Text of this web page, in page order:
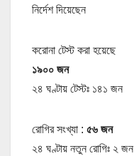
নির্দেশ দিয়েছেন
করোনা টেস্ট করা হয়েছে
১৯০০ জন
২৪ ঘণ্টায় টেস্টঃ ১৪১ জন
রোগির সংখ্যা : ৫৬ জন
২৪ ঘণ্টায় নতুন রোগিঃ ২ জন